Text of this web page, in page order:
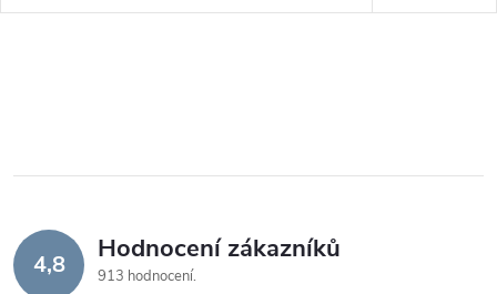
4,8 Hodnocení zákazníků
913 hodnocení